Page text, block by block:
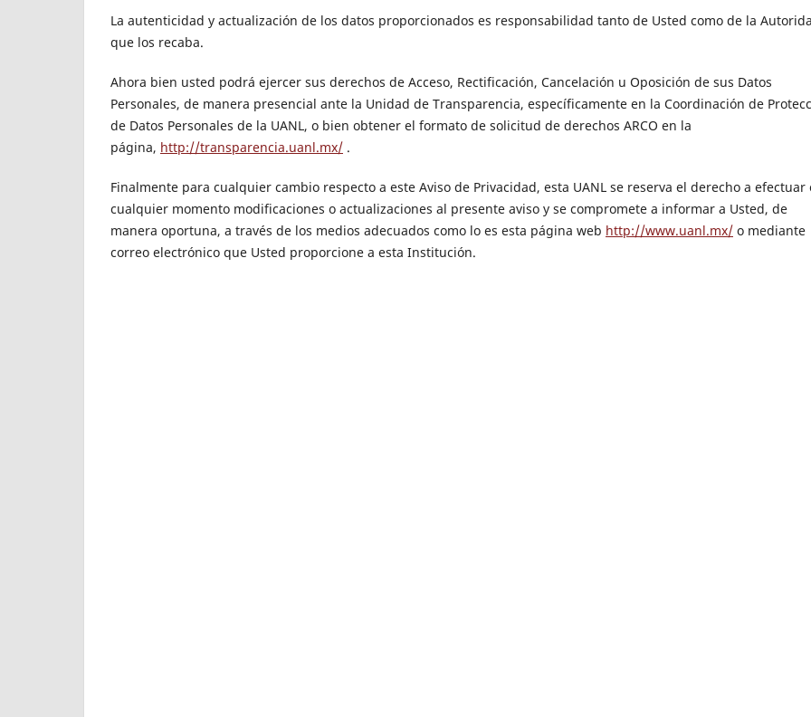
La autenticidad y actualización de los datos proporcionados es responsabilidad tanto de Usted como de la
que los recaba.
Ahora bien usted podrá ejercer sus derechos de Acceso, Rectificación, Cancelación u Oposición de sus Datos
Personales, de manera presencial ante la Unidad de Transparencia, específicamente en la Coordinación de
de Datos Personales de la UANL, o bien obtener el formato de solicitud de derechos ARCO en la
página, http://transparencia.uanl.mx/ .
Finalmente para cualquier cambio respecto a este Aviso de Privacidad, esta UANL se reserva el derecho a efectuar
cualquier momento modificaciones o actualizaciones al presente aviso y se compromete a informar a Usted, de
manera oportuna, a través de los medios adecuados como lo es esta página web http://www.uanl.mx/ o mediante
correo electrónico que Usted proporcione a esta Institución.